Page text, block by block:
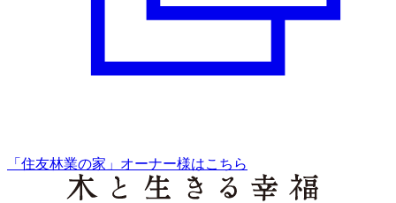
「住友林業の家」オーナー様はこちら